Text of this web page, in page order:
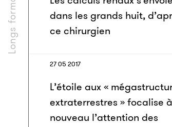
Longs formats
dans les grands huit,
ce chirurgien
27 05 2017
L’étoile aux «
extraterrestres » focalise à
nouveau l’attention des